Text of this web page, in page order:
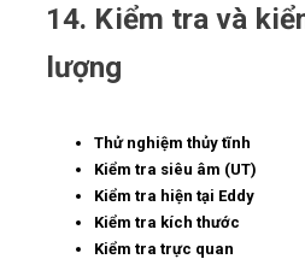
14. Kiểm tra và
lượng
Thử nghiệm thủy tĩnh
Kiểm tra siêu âm (UT)
Kiểm tra hiện tại Eddy
Kiểm tra kích thước
Kiểm tra trực quan